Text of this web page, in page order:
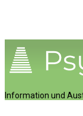
Information und